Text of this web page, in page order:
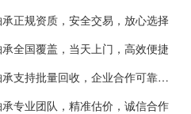
正规资质，安全交易，放心选择
全国覆盖，当天上门，高效便捷
TIMKEN轴承回收 | 北旭轴承支持批量回收，企业合作可靠选择
专业团队，精准估价，诚信合作